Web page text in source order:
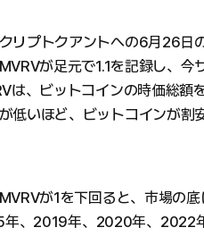
リプトクアントへの6月26日
が足元で1.1を記録し、今
は、ビットコインの時価総額
低いほど、ビットコインが割
が1を下回ると、市場の
、2019年、2020年、2022